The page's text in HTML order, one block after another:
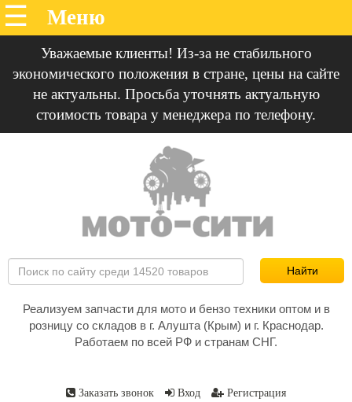
Уважаемые клиенты! Из-за не стабильного
экономического положения в стране, цены на сайте
не актуальны. Просьба уточнять актуальную
стоимость товара у менеджера по телефону.
Реализуем запчасти для мото и бензо техники оптом и в
розницу со складов в г. Алушта (Крым) и г. Краснодар.
Работаем по всей РФ и странам СНГ.
Заказать звонок Вход Регистрация